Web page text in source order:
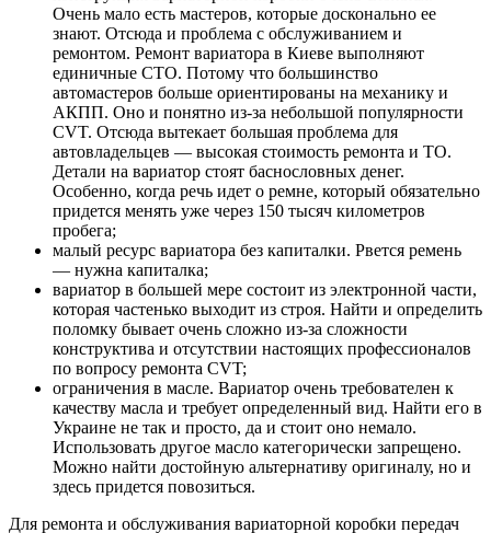
Очень мало есть мастеров, которые досконально ее
знают. Отсюда и проблема с обслуживанием и
ремонтом. Ремонт вариатора в Киеве выполняют
единичные СТО. Потому что большинство
автомастеров больше ориентированы на механику и
АКПП. Оно и понятно из-за небольшой популярности
CVT. Отсюда вытекает большая проблема для
автовладельцев — высокая стоимость ремонта и ТО.
Детали на вариатор стоят баснословных денег.
Особенно, когда речь идет о ремне, который обязательно
придется менять уже через 150 тысяч километров
пробега;
малый ресурс вариатора без капиталки. Рвется ремень
— нужна капиталка;
вариатор в большей мере состоит из электронной части,
которая частенько выходит из строя. Найти и определить
поломку бывает очень сложно из-за сложности
конструктива и отсутствии настоящих профессионалов
по вопросу ремонта CVT;
ограничения в масле. Вариатор очень требователен к
качеству масла и требует определенный вид. Найти его в
Украине не так и просто, да и стоит оно немало.
Использовать другое масло категорически запрещено.
Можно найти достойную альтернативу оригиналу, но и
здесь придется повозиться.
Для ремонта и обслуживания вариаторной коробки передач